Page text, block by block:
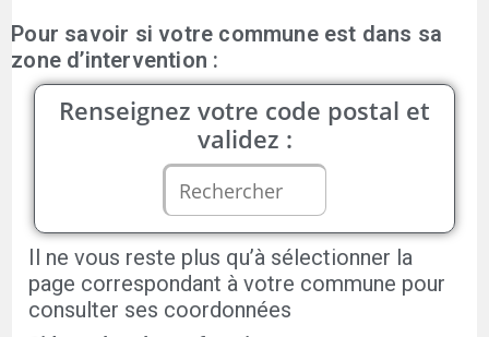
Pour savoir si votre commune est dans sa
zone d’intervention :
Renseignez votre code postal et
validez :
Il ne vous reste plus qu’à sélectionner la
page correspondant à votre commune pour
consulter ses coordonnées